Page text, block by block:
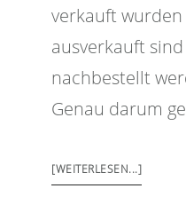
verkauft
ausverkauft
nachbestellt
Genau darum
[WEITERLESEN...]